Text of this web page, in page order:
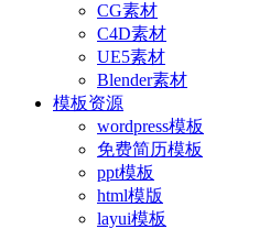
CG素材
C4D素材
UE5素材
Blender素材
模板资源
wordpress模板
免费简历模板
ppt模板
html模版
layui模板